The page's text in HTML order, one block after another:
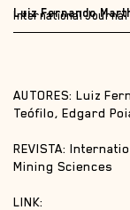
International Journal
Luiz Fernando
AUTORES: Luiz
Teófilo, Edgard
REVISTA:
Mining Sciences
LINK: